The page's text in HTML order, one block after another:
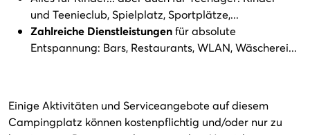
und Teenieclub, Spielplatz, Sportplätze,...
Zahlreiche Dienstleistungenfür absolute
Entspannung: Bars, Restaurants, WLAN, Wäscherei...
Einige Aktivitäten und Serviceangebote auf diesem
Campingplatz können kostenpflichtig und/oder nur zu